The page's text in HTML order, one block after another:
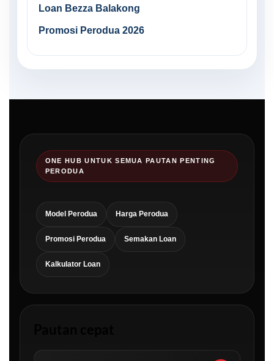
Loan Bezza Balakong
Promosi Perodua 2026
ONE HUB UNTUK SEMUA PAUTAN PENTING
PERODUA
Model Perodua Harga Perodua
Promosi Perodua Semakan Loan
Kalkulator Loan